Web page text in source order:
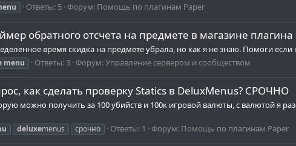
Ответы: 5 Форум: Помощь по плагинам Paper
обратного отсчета на предмете в магазине
время скидка на предмете убрала, но как я не знаю. Помоги
menu Ответы: 3 Форум:Управление сервером и сообществом
как сделать проверку Statics в DeluxMenus? СРОЧНО
можно получить за 100 убийств и 100к игровой валюты, с валютой я
deluxemenus срочно Ответы: 1 Форум: Помощь по плагинам Paper